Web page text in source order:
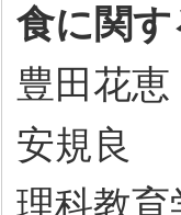
食に関
豊田花
安規良
理科教